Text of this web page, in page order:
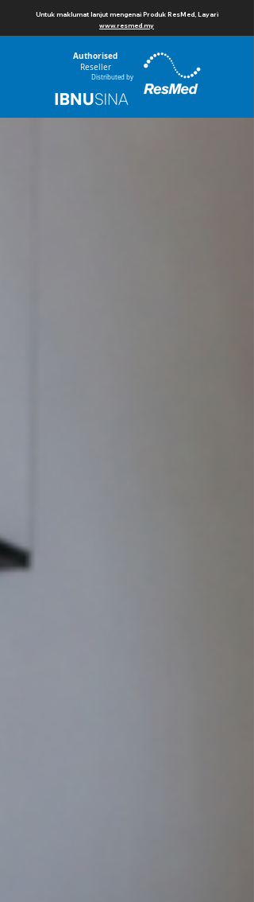
Untuk maklumat lanjut mengenai Produk ResMed, Layari
www.resmed.my
Authorised
Reseller
Distributed by